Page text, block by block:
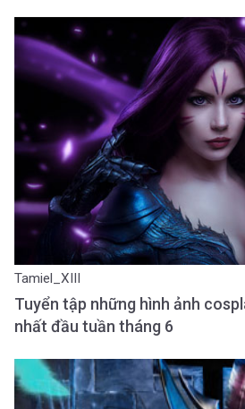
Tamiel_XIII
Tuyển tập những hình ảnh
nhất đầu tuần tháng 6